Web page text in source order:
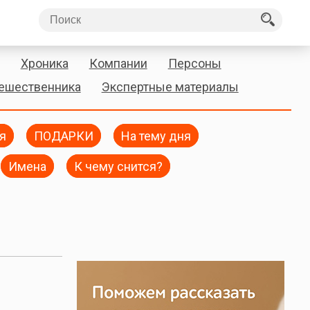
Хроника Компании
Персоны
Экспертные материалы
ПОДАРКИ На тему дня
Имена К чему снится?